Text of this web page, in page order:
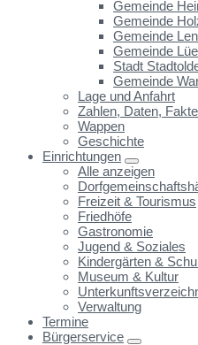
Gemeinde
Gemeinde
Gemeinde
Gemeinde
Stadt
Gemeinde
Lage und Anfahrt
Zahlen, Daten,
Wappen
Geschichte
Einrichtungen
Alle anzeigen
Freizeit & Tourismus
Friedhöfe
Gastronomie
Jugend & Soziales
Kindergärten &
Museum & Kultur
Verwaltung
Termine
Bürgerservice